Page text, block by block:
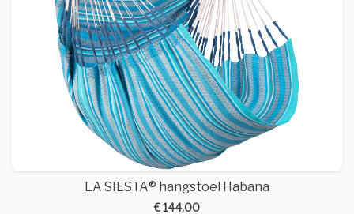
LA SIESTA® hangstoel Habana
€ 144,00